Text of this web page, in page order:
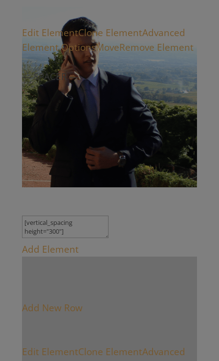
Edit ElementClone ElementAdvanced
Element OptionsMoveRemove Element
— SPACER —
Add Element
Add New Row
Edit ElementClone ElementAdvanced